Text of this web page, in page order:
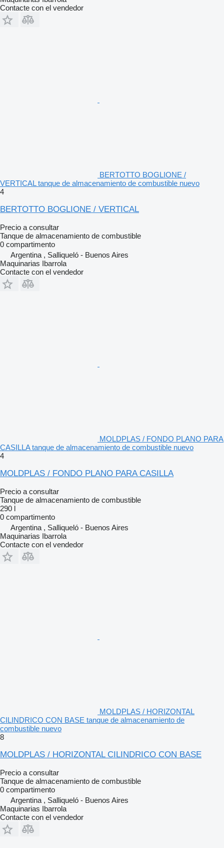
Contacte con el vendedor
BERTOTTO BOGLIONE /
VERTICAL tanque de almacenamiento de combustible nuevo
4
BERTOTTO BOGLIONE / VERTICAL
Precio a consultar
Tanque de almacenamiento de combustible
0 compartimento
Argentina , Salliqueló - Buenos Aires
Maquinarias Ibarrola
Contacte con el vendedor
MOLDPLAS / FONDO PLANO PARA
CASILLA tanque de almacenamiento de combustible nuevo
4
MOLDPLAS / FONDO PLANO PARA CASILLA
Precio a consultar
Tanque de almacenamiento de combustible
290 l
0 compartimento
Argentina , Salliqueló - Buenos Aires
Maquinarias Ibarrola
Contacte con el vendedor
MOLDPLAS / HORIZONTAL
CILINDRICO CON BASE tanque de almacenamiento de
combustible nuevo
8
MOLDPLAS / HORIZONTAL CILINDRICO CON BASE
Precio a consultar
Tanque de almacenamiento de combustible
0 compartimento
Argentina , Salliqueló - Buenos Aires
Maquinarias Ibarrola
Contacte con el vendedor